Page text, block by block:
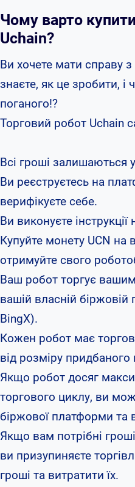
Чому варто
Uchain?
Ви хочете мати справу
знаєте, як це зробити, і
поганого!?
Торговий робот Uchain
Всі гроші залишаються
Ви реєструєтесь на
верифікуєте себе.
Ви виконуєте
Купуйте монету UCN на
отримуйте свого
Ваш робот торгує
вашій власній
BingX).
Кожен робот має
від розміру
Якщо робот досяг
торгового циклу, ви
біржової платформи та
Якщо вам потрібні
ви призупиняєте
гроші та витратити їх.